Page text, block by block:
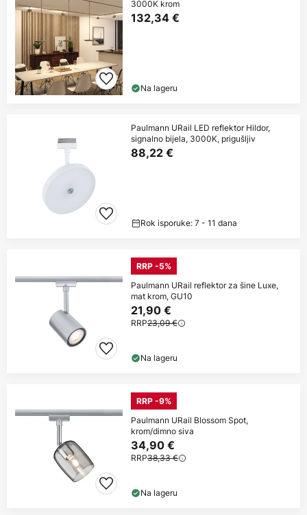
3000K krom
132,34 €
Na lageru
Paulmann URail LED reflektor Hildor,
signalno bijela, 3000K, prigušljiv
88,22 €
Rok isporuke: 7 - 11 dana
RRP -5%
Paulmann URail reflektor za šine Luxe,
mat krom, GU10
21,90 €
RRP23,09 €
Na lageru
RRP -9%
Paulmann URail Blossom Spot,
krom/dimno siva
34,90 €
RRP38,33 €
Na lageru